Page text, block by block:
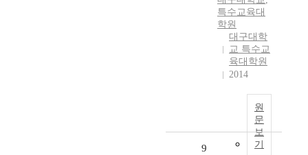
특수교육대
학원
대구대학
교 특수교
육대학원
2014
원
문
보
기
9